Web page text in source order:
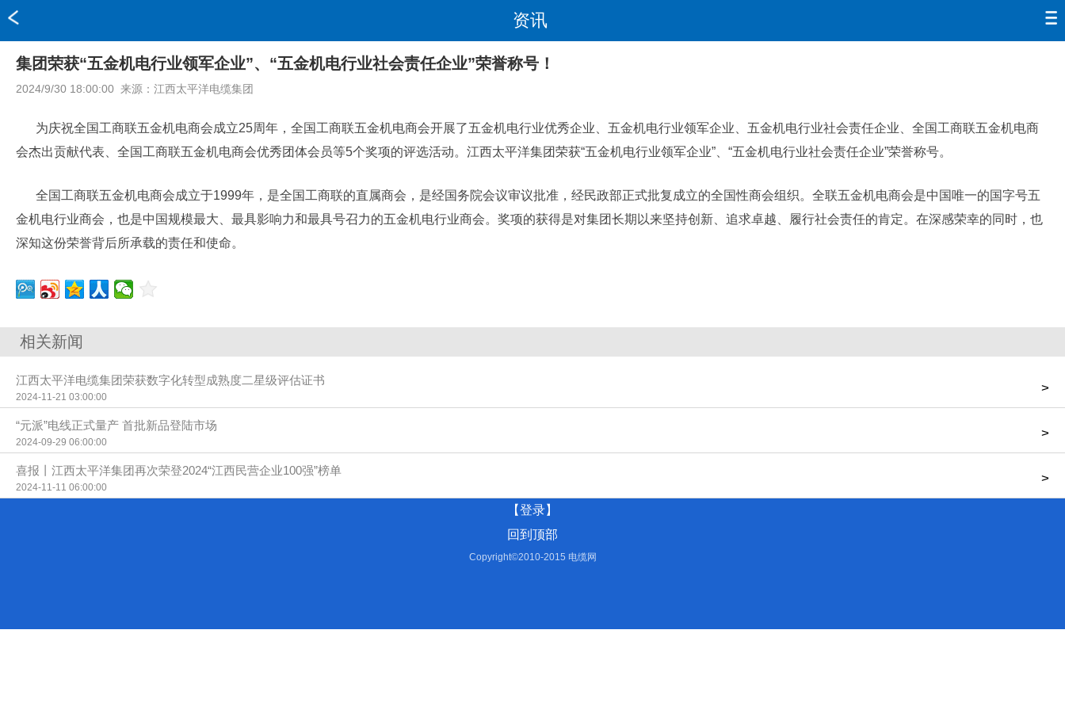
资讯
集团荣获“五金机电行业领军企业”、“五金机电行业社会责任企业”荣誉称号！
2024/9/30 18:00:00 来源： 江西太平洋电缆集团
为庆祝全国工商联五金机电商会成立25周年，全国工商联五金机电商会开展了五金机电行业优秀企业、五金机电行业领军企业、五金机电行业社会责任企业、全国工商联五金机电商
会杰出贡献代表、全国工商联五金机电商会优秀团体会员等5个奖项的评选活动。江西太平洋集团荣获“五金机电行业领军企业”、“五金机电行业社会责任企业”荣誉称号。
全国工商联五金机电商会成立于1999年，是全国工商联的直属商会，是经国务院会议审议批准，经民政部正式批复成立的全国性商会组织。全联五金机电商会是中国唯一的国字号五
金机电行业商会，也是中国规模最大、最具影响力和最具号召力的五金机电行业商会。奖项的获得是对集团长期以来坚持创新、追求卓越、履行社会责任的肯定。在深感荣幸的同时，也
深知这份荣誉背后所承载的责任和使命。
相关新闻
江西太平洋电缆集团荣获数字化转型成熟度二星级评估证书
2024-11-21 03:00:00
>
“元派”电线正式量产 首批新品登陆市场
2024-09-29 06:00:00
>
喜报丨江西太平洋集团再次荣登2024“江西民营企业100强”榜单
2024-11-11 06:00:00
>
【登录】
回到顶部
Copyright©2010-2015 电缆网